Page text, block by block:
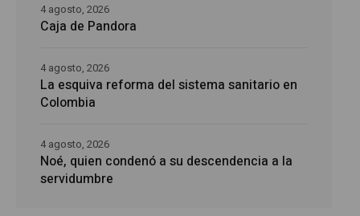
Caja de Pandora
4 agosto, 2026
La esquiva reforma del sistema sanitario en
Colombia
4 agosto, 2026
Noé, quien condenó a su descendencia a la
servidumbre
4 agosto, 2026